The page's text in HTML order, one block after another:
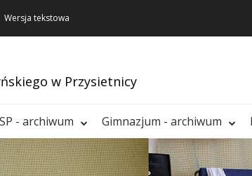
Wersja tekstowa
w Przysietnicy
SP - archiwum Gimnazjum - archiwum